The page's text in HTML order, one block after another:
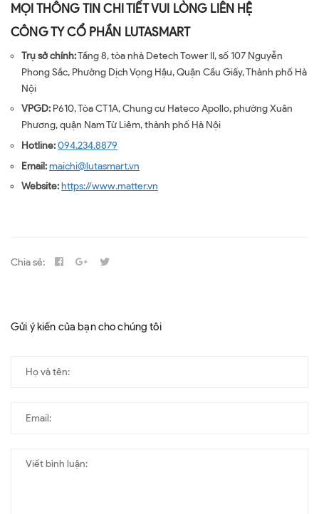
MỌI THÔNG TIN CHI TIẾT VUI LÒNG LIÊN HỆ
CÔNG TY CỔ PHẦN LUTASMART
Trụ sở chính:Tầng 8, tòa nhà Detech Tower II, số 107 Nguyễn
Phong Sắc, Phường Dịch Vọng Hậu, Quận Cầu Giấy, Thành phố Hà
Nội
VPGD: P610, Tòa CT1A, Chung cư Hateco Apollo, phường Xuân
Phương, quận Nam Từ Liêm, thành phố Hà Nội
Hotline:094.234.8879
Email:maichi@lutasmart.vn
Website:https://www.matter.vn
Chia sẻ:
Gửi ý kiến của bạn cho chúng tôi